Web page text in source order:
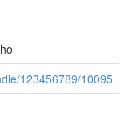
123456789/10095